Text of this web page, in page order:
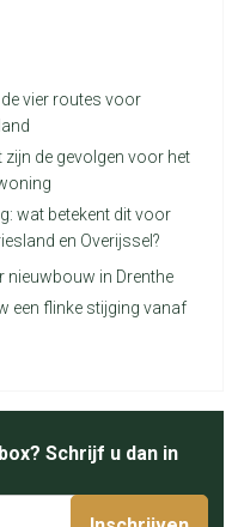
vier routes voor
zijn de gevolgen voor het
wat betekent dit voor
en Overijssel?
nieuwbouw in Drenthe
een flinke stijging vanaf
Schrijf u dan in